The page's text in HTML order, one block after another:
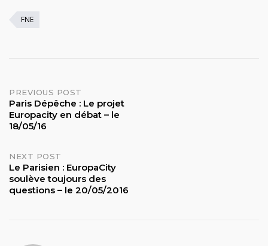
FNE
Post
navigation
PREVIOUS POST
Paris Dépêche : Le projet
Europacity en débat – le
18/05/16
NEXT POST
Le Parisien : EuropaCity
soulève toujours des
questions – le 20/05/2016